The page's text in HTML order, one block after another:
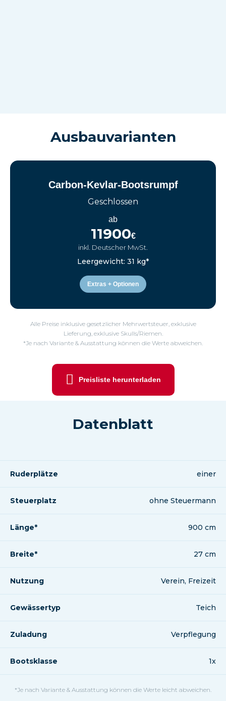
Ausbauvarianten
Carbon-Kevlar-Bootsrumpf
Geschlossen
ab
11900€
inkl. Deutscher MwSt.
Leergewicht: 31 kg*
Extras + Optionen
Alle Preise inklusive gesetzlicher Mehrwertsteuer, exklusive
Lieferung, exklusive Skulls/Riemen.
*Je nach Variante & Ausstattung können die Werte abweichen.
Preisliste herunterladen
Datenblatt
Ruderplätze einer
Steuerplatz ohne Steuermann
Länge* 900 cm
Breite* 27 cm
Nutzung Verein, Freizeit
Gewässertyp Teich
Zuladung Verpflegung
Bootsklasse 1x
*Je nach Variante & Ausstattung können die Werte leicht abweichen.